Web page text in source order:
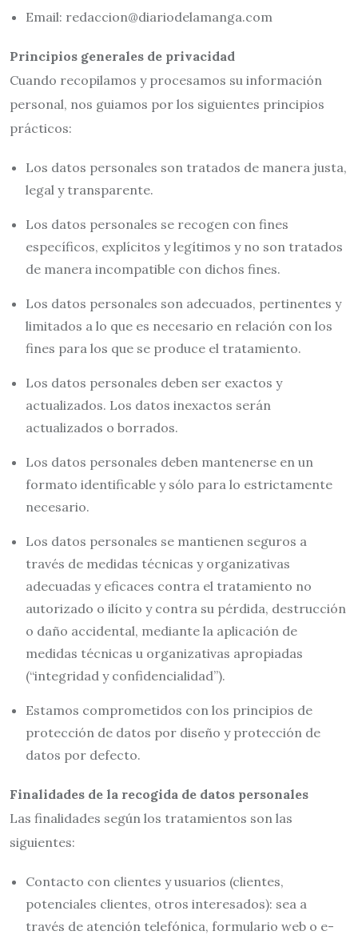
Email: redaccion@diariodelamanga.com
Principios generales de privacidad
Cuando recopilamos y procesamos su información
personal, nos guiamos por los siguientes principios
prácticos:
Los datos personales son tratados de manera justa,
legal y transparente.
Los datos personales se recogen con fines
específicos, explícitos y legítimos y no son tratados
de manera incompatible con dichos fines.
Los datos personales son adecuados, pertinentes y
limitados a lo que es necesario en relación con los
fines para los que se produce el tratamiento.
Los datos personales deben ser exactos y
actualizados. Los datos inexactos serán
actualizados o borrados.
Los datos personales deben mantenerse en un
formato identificable y sólo para lo estrictamente
necesario.
Los datos personales se mantienen seguros a
través de medidas técnicas y organizativas
adecuadas y eficaces contra el tratamiento no
autorizado o ilícito y contra su pérdida, destrucción
o daño accidental, mediante la aplicación de
medidas técnicas u organizativas apropiadas
(“integridad y confidencialidad”).
Estamos comprometidos con los principios de
protección de datos por diseño y protección de
datos por defecto.
Finalidades de la recogida de datos personales
Las finalidades según los tratamientos son las
siguientes:
Contacto con clientes y usuarios (clientes,
potenciales clientes, otros interesados): sea a
través de atención telefónica, formulario web o e-